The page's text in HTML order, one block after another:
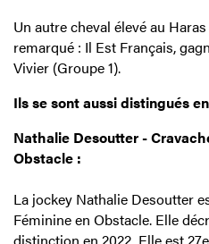
Un autre cheval élevé au
remarqué : Il Est Français,
Vivier (Groupe 1).
Ils se sont aussi distingués
Nathalie Desoutter -
Obstacle :
La jockey Nathalie Desoutter
Féminine en Obstacle. Elle
distinction en 2022. Elle est